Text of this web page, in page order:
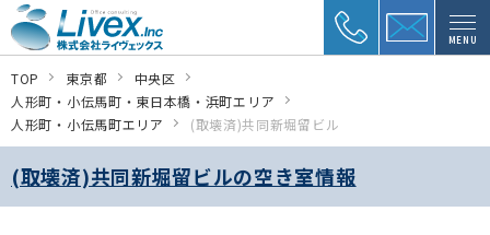
MENU
TOP 東京都
中央区
人形町・小伝馬町・東日本橋・浜町エリア
人形町・小伝馬町エリア
(取壊済)共同新堀留ビル
(取壊済)共同新堀留ビルの空き室情報